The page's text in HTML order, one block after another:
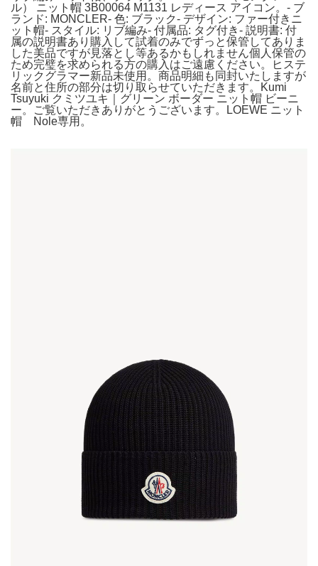
ル） ニット帽 3B00064 M1131 レディース アイコン。- ブ
ランド: MONCLER- 色: ブラック- デザイン: ファー付きニ
ット帽- スタイル: リブ編み- 付属品: タグ付き- 説明書: 付
属の説明書あり購入して試着のみでずっと保管してありま
した美品ですが見落とし等あるかもしれません個人保管の
ため完璧を求められる方の購入はご遠慮ください。ヒステ
リックグラマー新品未使用。商品明細も同封いたしますが
名前と住所の部分は切り取らせていただきます。Kumi
Tsuyuki クミツユキ｜グリーン ボーダー ニット帽 ビーニ
ー。ご覧いただきありがとうございます。LOEWE ニット
帽 Nole専用。